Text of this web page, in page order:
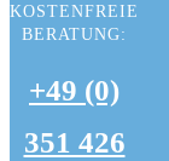
KOSTENFREIE
BERATUNG:
+49 (0)
351 426